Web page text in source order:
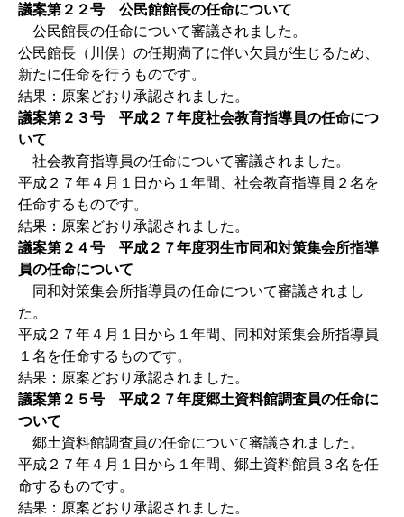
議案第２２号 公民館館長の任命について
公民館長の任命について審議されました。
公民館長（川俣）の任期満了に伴い欠員が生じるため、
新たに任命を行うものです。
結果：原案どおり承認されました。
議案第２３号 平成２７年度社会教育指導員の任命につ
いて
社会教育指導員の任命について審議されました。
平成２７年４月１日から１年間、社会教育指導員２名を
任命するものです。
結果：原案どおり承認されました。
議案第２４号 平成２７年度羽生市同和対策集会所指導
員の任命について
同和対策集会所指導員の任命について審議されまし
た。
平成２７年４月１日から１年間、同和対策集会所指導員
１名を任命するものです。
結果：原案どおり承認されました。
議案第２５号 平成２７年度郷土資料館調査員の任命に
ついて
郷土資料館調査員の任命について審議されました。
平成２７年４月１日から１年間、郷土資料館員３名を任
命するものです。
結果：原案どおり承認されました。